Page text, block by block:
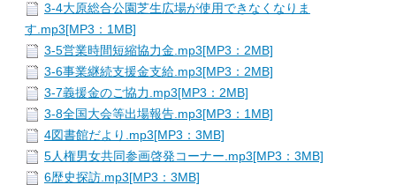
3-4大原総合公園芝生広場が使用できなくなりま
す.mp3[MP3：1MB]
3-5営業時間短縮協力金.mp3[MP3：2MB]
3-6事業継続支援金支給.mp3[MP3：2MB]
3-7義援金のご協力.mp3[MP3：2MB]
3-8全国大会等出場報告.mp3[MP3：1MB]
4図書館だより.mp3[MP3：3MB]
5人権男女共同参画啓発コーナー.mp3[MP3：3MB]
6歴史探訪.mp3[MP3：3MB]